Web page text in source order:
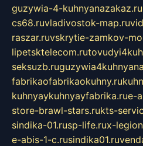
guzywia-4-kuhnyanazakaz.ru
cs68.ruvladivostok-map.ru
raszar.ruvskrytie-zamkov-
lipetsktelecom.ru
seksuzb.ru
fabrikaofabrikaokuhny.ru
kuhnyaykuhnyayfabrika.rue-
store-brawl-stars.rukts-
sindika-01.rusp-life.rux-
e-abis-1-c.rusindika01.ru